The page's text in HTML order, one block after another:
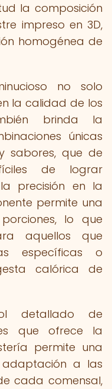
la composición
impreso en 3D,
homogénea de
no solo
la calidad de los
brinda la
únicas
sabores, que de
de lograr
la precisión en la
permite una
lo que
aquellos que
específicas o
calórica de
detallado de
que ofrece la
permite una
adaptación a las
cada comensal,